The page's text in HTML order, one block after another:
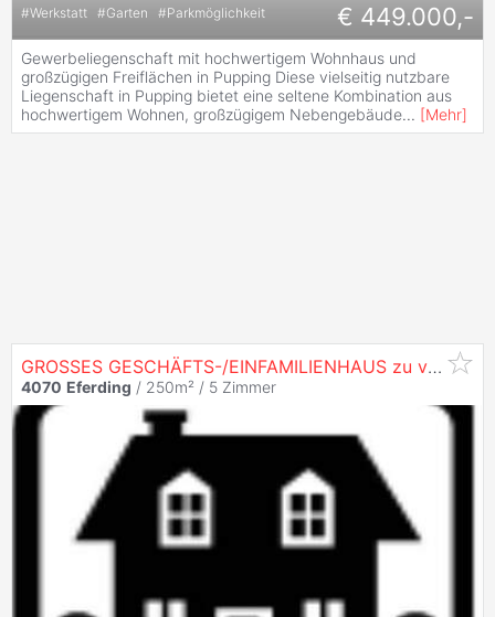
#Werkstatt #Garten #Parkmöglichkeit € 449.000,-
Gewerbeliegenschaft mit hochwertigem Wohnhaus und
großzügigen Freiflächen in Pupping Diese vielseitig nutzbare
Liegenschaft in Pupping bietet eine seltene Kombination aus
hochwertigem Wohnen, großzügigem Nebengebäude... [Mehr]
GROSSES GESCHÄFTS-/EINFAMILIENHAUS zu verkaufen
4070 Eferding / 250m² / 5 Zimmer